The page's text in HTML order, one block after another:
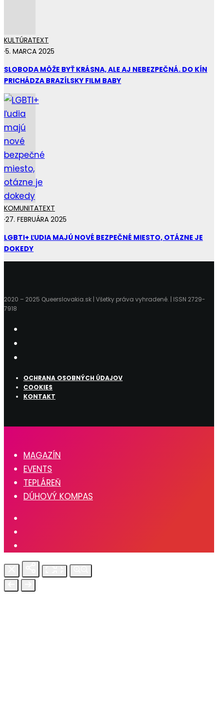
KULTÚRATEXT
·5. MARCA 2025
SLOBODA MÔŽE BYŤ KRÁSNA, ALE AJ NEBEZPEČNÁ. DO KÍN
PRICHÁDZA BRAZÍLSKY FILM BABY
KOMUNITATEXT
·27. FEBRUÁRA 2025
LGBTI+ ĽUDIA MAJÚ NOVÉ BEZPEČNÉ MIESTO, OTÁZNE JE
DOKEDY
2020 – 2025 Queerslovakia.sk | Všetky práva vyhradené. | ISSN 2729-
7918
OCHRANA OSOBNÝCH ÚDAJOV
COOKIES
KONTAKT
MAGAZÍN
EVENTS
TEPLÁREŇ
DÚHOVÝ KOMPAS